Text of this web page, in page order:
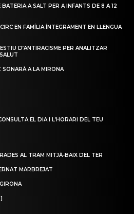
BATERIA A SALT PER A INFANTS DE 8 A 12
EN FAMÍLIA ÍNTEGRAMENT EN LLENGUA
D’ANTIRACISME PER ANALITZAR
SONARÀ A LA MIRONA
EL DIA I L’HORARI DEL TEU
AL TRAM MITJÀ-BAIX DEL TER
MARBREJAT